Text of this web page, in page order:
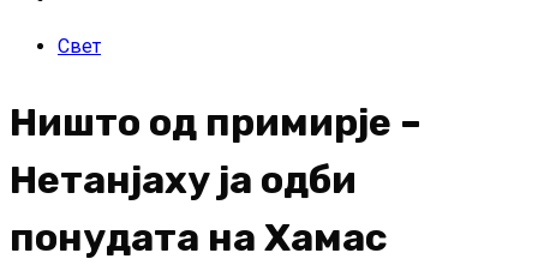
Свет
Ништо од примирје –
Нетанјаху ја одби
понудата на Хамас